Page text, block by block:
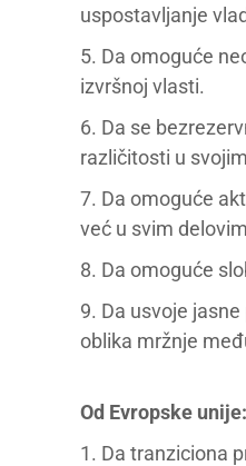
uspostavljanje
5. Da omoguće
izvršnoj vlasti.
6. Da se
različitosti u
7. Da omoguće
već u svim
8. Da omoguće
9. Da usvoje
oblika mržnje
Od Evropske unije:
1. Da tranziciona